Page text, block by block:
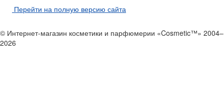
Перейти на полную версию сайта
© Интернет-магазин косметики и парфюмерии «Cosmetic™» 2004–
2026